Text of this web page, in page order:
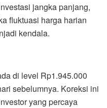
jangka panjang,
fluktuasi harga harian
kendala.
di level Rp1.945.000
sebelumnya. Koreksi ini
yang percaya